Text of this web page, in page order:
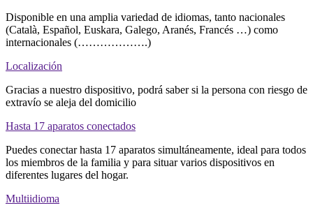
Disponible en una amplia variedad de idiomas, tanto nacionales
(Català, Español, Euskara, Galego, Aranés, Francés …) como
internacionales (……………….)
Localización
Gracias a nuestro dispositivo, podrá saber si la persona con riesgo de
extravío se aleja del domicilio
Hasta 17 aparatos conectados
Puedes conectar hasta 17 aparatos simultáneamente, ideal para todos
los miembros de la familia y para situar varios dispositivos en
diferentes lugares del hogar.
Multiidioma